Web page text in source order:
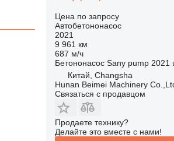
Цена по запросу
Автобетононасос
2021
9 961 км
687 м/ч
Бетононасос Sany pump 2021
Китай, Changsha
Hunan Beimei Machinery
Связаться с продавцом
Продаете технику?
Делайте это вместе с нами!